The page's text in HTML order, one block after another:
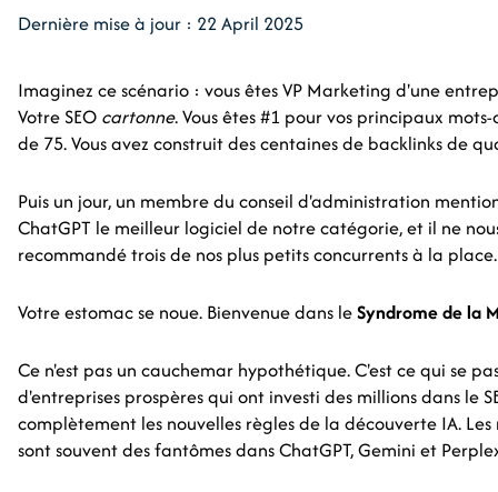
Dernière mise à jour : 22 April 2025
Imaginez ce scénario : vous êtes VP Marketing d'une
Votre SEO cartonne. Vous êtes #1 pour vos principaux
de 75. Vous avez construit des centaines de backlinks de
Puis un jour, un membre du conseil d'administration
ChatGPT le meilleur logiciel de notre catégorie, et il ne
recommandé trois de nos plus petits concurrents à la
Votre estomac se noue. Bienvenue dans leSyndrome de la
Ce n'est pas un cauchemar hypothétique. C'est ce qui se
d'entreprises prospères qui ont investi des millions dans le
complètement les nouvelles règles de la découverte IA.
sont souvent des fantômes dans ChatGPT, Gemini et